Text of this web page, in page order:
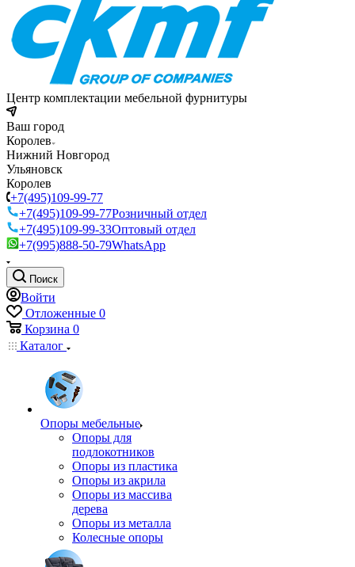
Центр комплектации мебельной фурнитуры
Ваш город
Королев
Нижний Новгород
Ульяновск
Королев
+7(495)109-99-77
+7(495)109-99-77Розничный отдел
+7(495)109-99-33Оптовый отдел
+7(995)888-50-79WhatsApp
Поиск
Войти
Отложенные 0
Корзина 0
Каталог
Опоры мебельные
Опоры для
подлокотников
Опоры из пластика
Опоры из акрила
Опоры из массива
дерева
Опоры из металла
Колесные опоры